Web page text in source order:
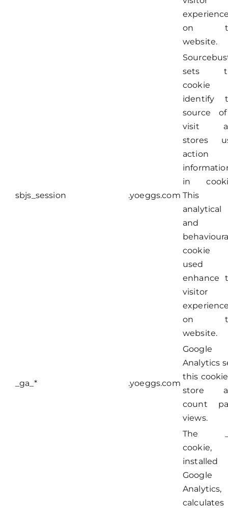
on
website.
sbjs_session .yoeggs.com
sets
cookie
identify
source
visit
stores
action
in
This
analytical
and
cookie
used
enhance
visitor
on
website.
_ga_* .yoeggs.com
Google
Analytics
this
store
count
views.
The
cookie,
installed
Google
Analytics,
calculates